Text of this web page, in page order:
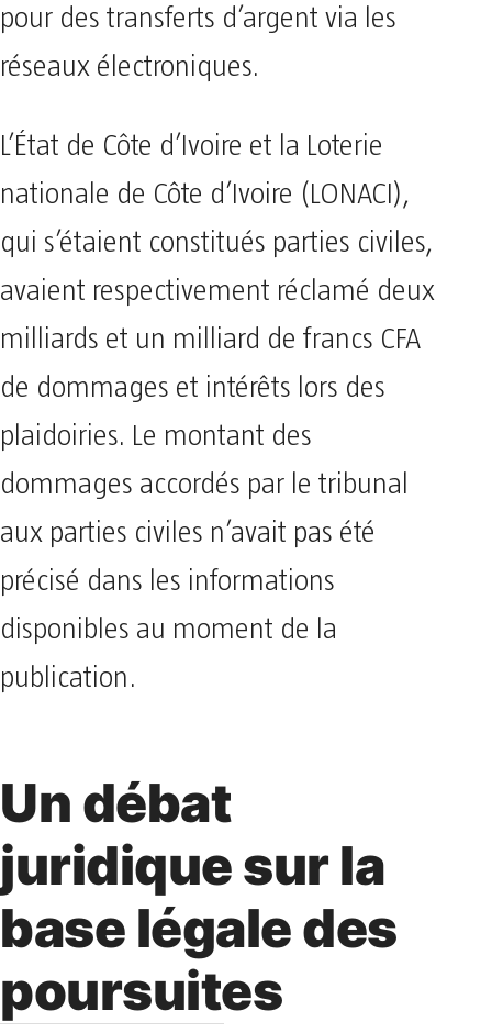
pour des transferts d’argent via les
réseaux électroniques.
L’État de Côte d’Ivoire et la Loterie
nationale de Côte d’Ivoire (LONACI),
qui s’étaient constitués parties civiles,
avaient respectivement réclamé deux
milliards et un milliard de francs CFA
de dommages et intérêts lors des
plaidoiries. Le montant des
dommages accordés par le tribunal
aux parties civiles n’avait pas été
précisé dans les informations
disponibles au moment de la
publication.
Un débat
juridique sur la
base légale des
poursuites